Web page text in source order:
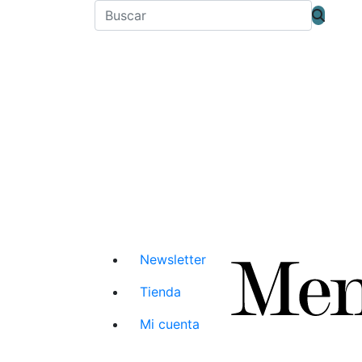
Newsletter
Tienda
Mi cuenta